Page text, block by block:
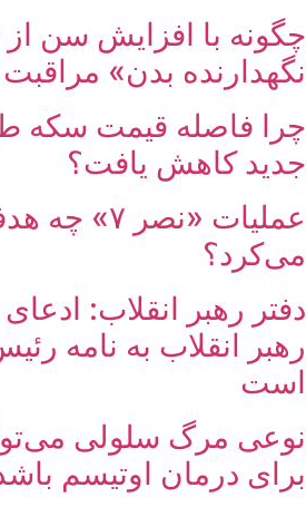
چگونه با افزایش سن از
نگهدارنده بدن» مراقبت
چرا فاصله قیمت سکه
جدید کاهش یافت؟
عملیات «نصر
می‌کرد؟
دفتر رهبر انقلاب:
رهبر انقلاب به نامه
است
نوعی مرگ سلولی
برای درمان اوتیسم